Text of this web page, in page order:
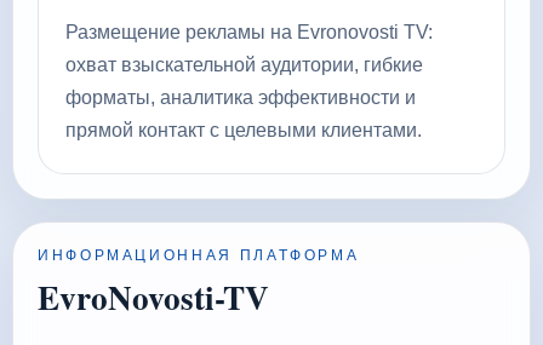
Размещение рекламы на Evronovosti TV:
охват взыскательной аудитории, гибкие
форматы, аналитика эффективности и
прямой контакт с целевыми клиентами.
ИНФОРМАЦИОННАЯ ПЛАТФОРМА
EvroNovosti-TV